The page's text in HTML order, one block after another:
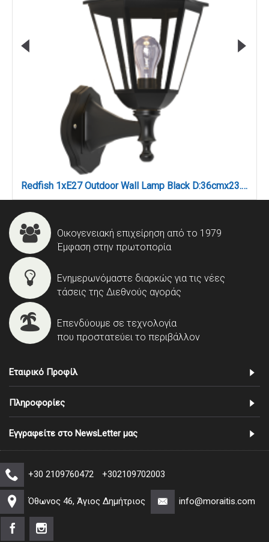
Redfish 1xE27 Outdoor Wall Lamp Black D:36cmx23.5cm (80202614)
Οικογενειακή επιχείρηση από το 1979
Έμφαση στην πρωτοπορία
Ενημερωνόμαστε διαρκώς για τις νέες
τάσεις της Διεθνούς αγοράς
Επενδύουμε σε τεχνολογία
που προστατεύει το περιβάλλον
Εταιρικό Προφίλ
Πληροφορίες
Εγγραφείτε στο NewsLetter μας
+30 2109760472 +302109702003
Όθωνος 46, Άγιος Δημήτριος info@moraitis.com